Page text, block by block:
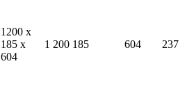
1200 x
185 x
604
1 200 185 604 237